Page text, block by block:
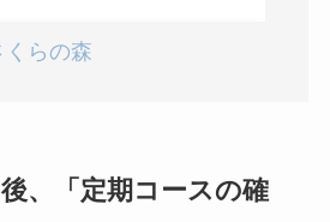
くらの森
、「定期コースの確